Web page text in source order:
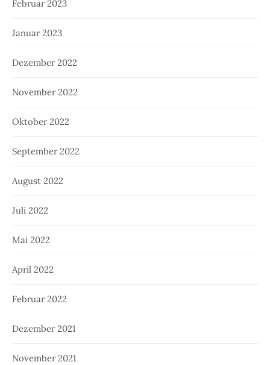
Februar 2023
Januar 2023
Dezember 2022
November 2022
Oktober 2022
September 2022
August 2022
Juli 2022
Mai 2022
April 2022
Februar 2022
Dezember 2021
November 2021